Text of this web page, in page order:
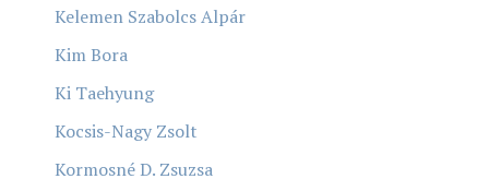
Kelemen Szabolcs Alpár
Kim Bora
Ki Taehyung
Kocsis-Nagy Zsolt
Kormosné D. Zsuzsa